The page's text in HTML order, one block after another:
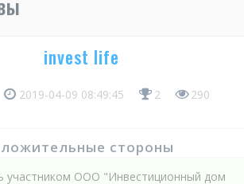
invest life
2019-04-09 08:49:45 2 290
стороны
участником ООО "Инвестиционный дом